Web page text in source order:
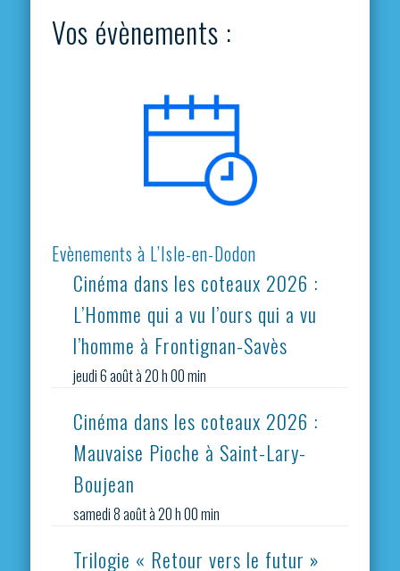
Vos évènements :
Evènements à L’Isle-en-Dodon
Cinéma dans les coteaux 2026 :
L’Homme qui a vu l’ours qui a vu
l’homme à Frontignan-Savès
jeudi 6 août à 20 h 00 min
Cinéma dans les coteaux 2026 :
Mauvaise Pioche à Saint-Lary-
Boujean
samedi 8 août à 20 h 00 min
Trilogie « Retour vers le futur »